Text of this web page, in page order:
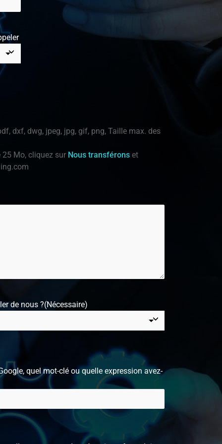
dxf, dwg, jpeg, jpg, gif, png, Taille max. des
Mo, cliquez sur Nous transféronset
de nous ?(Nécessaire)
quel mot-clé ou quelle expression avez-